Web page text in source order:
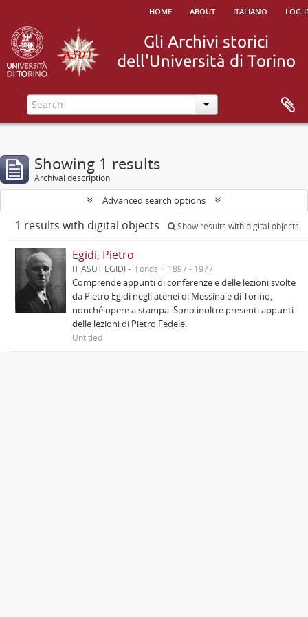
home about italiano log
Showing 1 results
Archival description
Advanced search options
1 results with digital objects Show results with digital objects
Egidi, Pietro
IT ASUT EGIDI Fonds 1897 - 1977
Comprende appunti di conferenze e delle lezioni svolte
da Pietro Egidi negli atenei di Messina e di Torino,
nonché opere a stampa. Sono inoltre presenti appunti
delle lezioni di Pietro Fedele.
Untitled